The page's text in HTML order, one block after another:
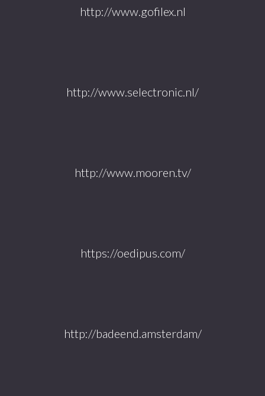
http://www.gofilex.nl
http://www.selectronic.nl/
http://www.mooren.tv/
https://oedipus.com/
http://badeend.amsterdam/